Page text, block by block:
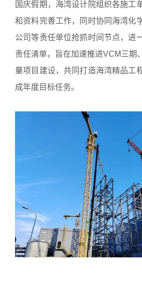
国庆假期，海湾设计院组织各施工
和资料完善工作，同时协同海湾化
公司等责任单位抢抓时间节点，进
责任清单，旨在加速推进VCM三期
量项目建设，共同打造海湾精品工
成年度目标任务。